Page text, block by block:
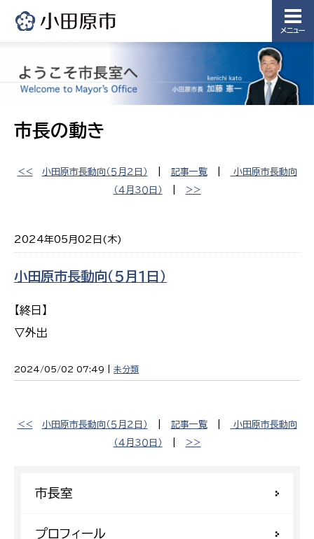
メニュー
市長の動き
<< 小田原市長動向（５月２日） 記事一覧|
小田原市長動向
（４月３０日）
>>
2024年05月02日(木)
小田原市長動向（５月１日）
【終日】
▽外出
2024/05/02 07:49 | 未分類
<< 小田原市長動向（５月２日） 記事一覧|
小田原市長動向
（４月３０日）
>>
市長室
プロフィール